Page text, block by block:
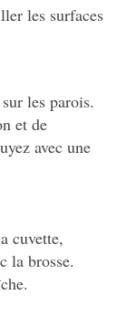
les surfaces
les parois.
et de
avec une
cuvette,
la brosse.